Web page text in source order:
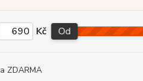
Kč Od
ZDARMA